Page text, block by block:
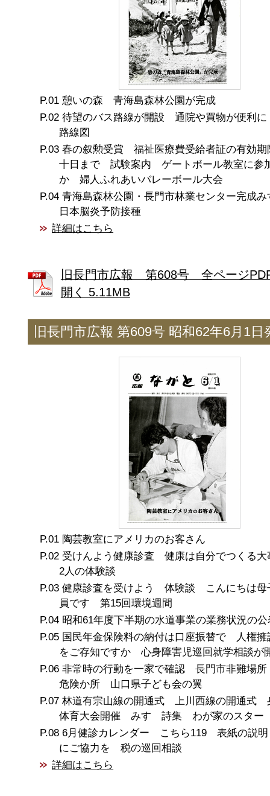
憩いの森 青海島森林公園が完成
待望のバス路線が開設 通院や買物が便利
路線図
春の叙勲受賞 福祉医療費受給者証の有効期
十日まで 試験案内 ゲートボール教室に参
か 婦人ふれあいバレーボール大会
青海島森林公園・長門市林業センター完成
日本脳炎予防接種
詳細はこちら
旧長門市広報 第608号 全ページ
開く 5.11MB
旧長門市広報 第609号 昭和62年6月1日
陶芸教室にアメリカのお客さん
受けんよう健康診査 健康は自分でつくる
2人の体験談
健康診査を受けよう 体験談 こんにちは母
員です 第15回環境週間
昭和61年度下半期の水道事業の業務状況の公
国民年金保険料の納付は口座振替で 人権擁
をご存知ですか 心身障害児巡回就学相談が
非常時の行動を一家で確認 長門市非難場
危険か所 山口県子ども会の翼
林道有宗山線の開通式 上川西線の開通式
体育大会開催 みすゞ詩集 わが家のスター
6月健診カレンダー こちら119 表紙の説
にご協力を 税の巡回相談
詳細はこちら